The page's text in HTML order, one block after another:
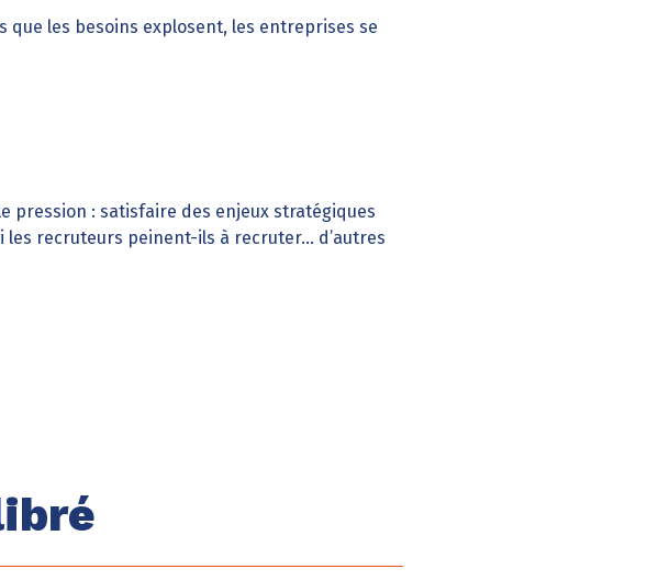
que les besoins explosent, les entreprises se
pression : satisfaire des enjeux stratégiques
recruteurs peinent-ils à recruter… d’autres